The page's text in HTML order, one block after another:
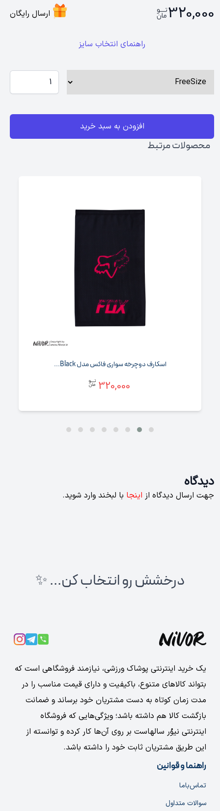
320,000 ارسال رایگان
راهنمای انتخاب سایز
افزودن به سبد خرید
محصولات مرتبط
اسکارف دوچرخه‌ سواری فاکس مدل Black...
320,000
دیدگاه
جهت ارسال دیدگاه از اینجا با لبخند وارد شوید.
درخشش رو انتخاب کن... ✨
یک خرید اینترنتی پوشاک ورزشی، نیازمند فروشگاهی است که
بتواند کالاهای متنوع، باکیفیت و دارای قیمت مناسب را در
مدت زمان کوتاه به دست مشتریان خود برساند و ضمانت
بازگشت کالا هم داشته باشد؛ ویژگی‌هایی که فروشگاه
اینترنتی نیوُر سالهاست بر روی آن‌ها کار کرده و توانسته از
این طریق مشتریان ثابت خود را داشته باشد.
راهنما و قوانین
تماس‌با‌ما
سوالات متداول